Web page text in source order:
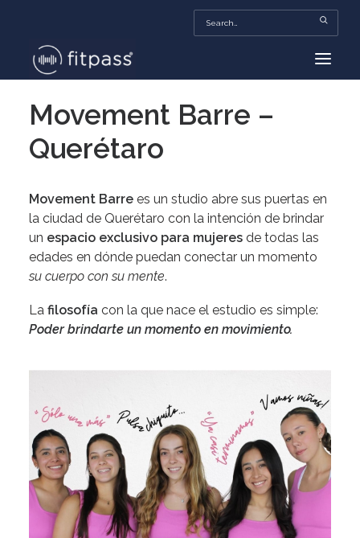
HOME
MEXICO
FITPASS TV
FITBIZ
Movement Barre –
Querétaro
Movement Barre es un studio abre sus puertas en
la ciudad de Querétaro con la intención de brindar
un espacio exclusivo para mujeres de todas las
edades en dónde puedan conectar un momento
su cuerpo con su mente.
La filosofía con la que nace el estudio es simple:
Poder brindarte un momento en movimiento.